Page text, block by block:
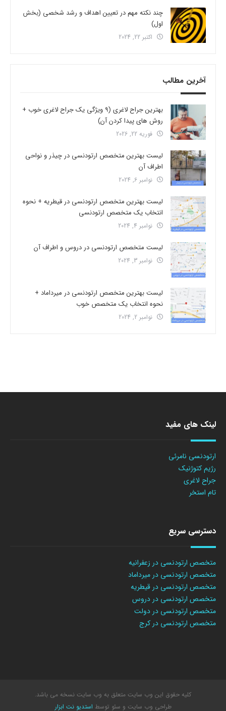
چند نکته مهم در تعیین اهداف و رشد شخصی (بخش
اول)
اکتبر 22, 2024
آخرین مطالب
بهترین جراح لاغری (9 ویژگی یک جراح لاغری خوب +
روش های پیدا کردن آن)
فوریه 22, 2026
لیست بهترین متخصص ارتودنسی در چیذر و نواحی
اطراف آن
نوامبر 6, 2024
لیست بهترین متخصص ارتودنسی در قیطریه + نحوه
انتخاب یک متخصص ارتودنسی
نوامبر 4, 2024
لیست متخصص ارتودنسی در دروس و اطراف آن
نوامبر 3, 2024
لیست بهترین متخصص ارتودنسی در میرداماد +
نحوه انتخاب یک متخصص خوب
نوامبر 2, 2024
لینک های مفید
ارتودنسی نامرئی
رژیم کتوژنیک
جراح لاغری
تام استخر
دسترسی سریع
متخصص ارتودنسی در زعفرانیه
متخصص ارتودنسی در میرداماد
متخصص ارتودنسی در قیطریه
متخصص ارتودنسی در دروس
متخصص ارتودنسی در دولت
متخصص ارتودنسی در کرج
کلیه حقوق این وب سایت متعلق به وب سایت نسخه می باشد.
طراحی وب سایت و سئو توسط استدیو نت ابزار